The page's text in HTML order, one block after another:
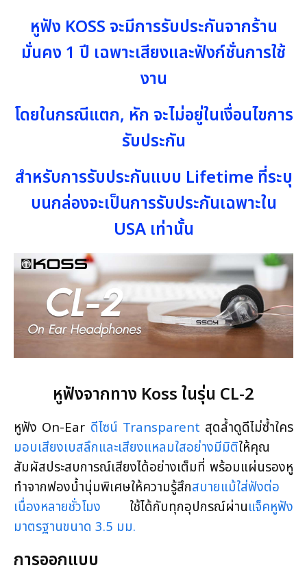
หูฟัง KOSS จะมีการรับประกันจากร้าน
มั่นคง 1 ปี เฉพาะเสียงและฟังก์ชั่นการใช้
งาน
โดยในกรณีแตก, หัก จะไม่อยู่ในเงื่อนไขการ
รับประกัน
สำหรับการรับประกันแบบ Lifetime ที่ระบุ
บนกล่องจะเป็นการรับประกันเฉพาะใน
USA เท่านั้น
หูฟังจากทาง Koss ในรุ่น CL-2
หูฟัง On-Ear ดีไซน์ Transparent สุดล้ำดูดีไม่ซ้ำใคร
มอบเสียงเบสลึกและเสียงแหลมใสอย่างมีมิติให้คุณ
สัมผัสประสบการณ์เสียงได้อย่างเต็มที่ พร้อมแผ่นรองหู
ทำจากฟองน้ำนุ่มพิเศษให้ความรู้สึกสบายแม้ใส่ฟังต่อ
เนื่องหลายชั่วโมง ใช้ได้กับทุกอุปกรณ์ผ่านแจ็คหูฟัง
มาตรฐานขนาด 3.5 มม.
การออกแบบ